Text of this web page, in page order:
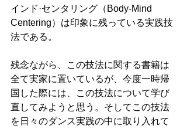
インド·センタリング（Body-Mind
Centering）は印象に残っている実践技
法である。
残念ながら、この技法に関する書籍は
全て実家に置いているが、今度一時帰
国した際には、この技法について学び
直してみようと思う。そしてこの技法
を日々のダンス実践の中に取り入れて